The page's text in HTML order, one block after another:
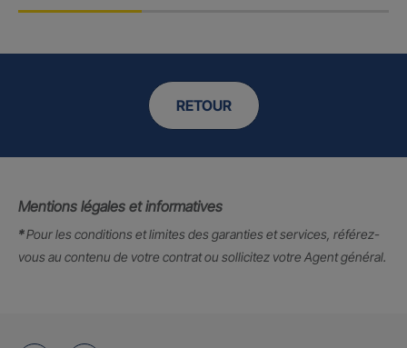
RETOUR
Mentions légales et informatives
*Pour les conditions et limites des garanties et services, référez-
vous au contenu de votre contrat ou sollicitez votre Agent général.